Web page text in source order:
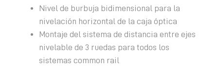
Nivel de burbuja bidimensional para la
nivelación horizontal de la caja óptica
Montaje del sistema de distancia entre ejes
nivelable de 3 ruedas para todos los
sistemas common rail